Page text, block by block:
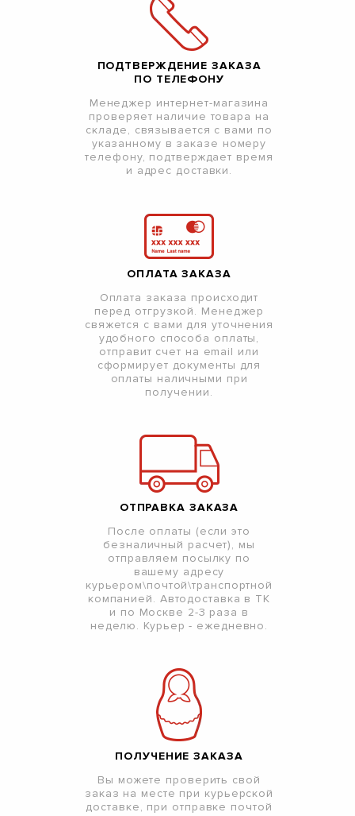
ПОДТВЕРЖДЕНИЕ ЗАКАЗА
ПО ТЕЛЕФОНУ
Менеджер интернет-магазина
проверяет наличие товара на
складе, связывается с вами по
указанному в заказе номеру
телефону, подтверждает время
и адрес доставки.
ОПЛАТА ЗАКАЗА
Оплата заказа происходит
перед отгрузкой. Менеджер
свяжется с вами для уточнения
удобного способа оплаты,
отправит счет на email или
сформирует документы для
оплаты наличными при
получении.
ОТПРАВКА ЗАКАЗА
После оплаты (если это
безналичный расчет), мы
отправляем посылку по
вашему адресу
курьером\почтой\транспортной
компанией. Автодоставка в ТК
и по Москве 2-3 раза в
неделю. Курьер - ежедневно.
ПОЛУЧЕНИЕ ЗАКАЗА
Вы можете проверить свой
заказ на месте при курьерской
доставке, при отправке почтой